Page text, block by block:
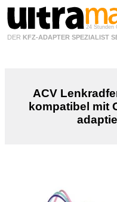
24 Stunden
DER KFZ-ADAPTER SPEZIALIST
ACV
kompatibel mit